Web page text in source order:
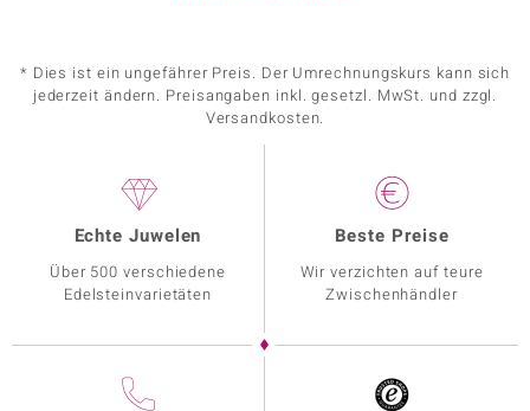
* Dies ist ein ungefährer Preis. Der Umrechnungskurs kann sich
jederzeit ändern. Preisangaben inkl. gesetzl. MwSt. und zzgl.
Versandkosten.
Echte Juwelen
Über 500 verschiedene
Edelsteinvarietäten
Beste Preise
Wir verzichten auf teure
Zwischenhändler